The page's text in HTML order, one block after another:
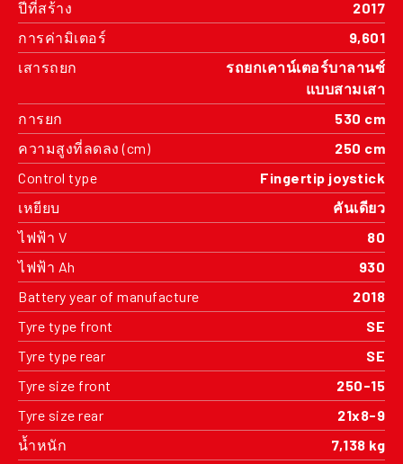
ปีที่สร้าง
2017
การค่ามิเตอร์
9,601
เสารถยก
รถยกเคาน์เตอร์บาลานซ์
แบบสามเสา
การยก
530 cm
ความสูงที่ลดลง (cm)
250 cm
Control type
Fingertip joystick
เหยียบ
คันเดียว
ไฟฟ้า V
80
ไฟฟ้า Ah
930
Battery year of manufacture
2018
Tyre type front
SE
Tyre type rear
SE
Tyre size front
250-15
Tyre size rear
21x8-9
น้ำหนัก
7,138 kg